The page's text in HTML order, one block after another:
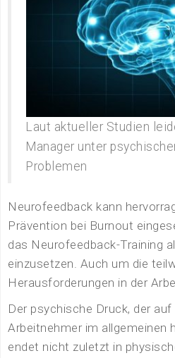
Laut aktueller Studien
Manager unter
Problemen
Neurofeedback kann
Prävention bei Burnout
das Neurofeedback-Training
einzusetzen. Auch um die
Herausforderungen in der
Der psychische Druck, der
Arbeitnehmer im allgemeinen
endet nicht zuletzt in